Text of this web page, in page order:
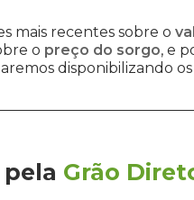
mais recentes sobre o
o preço do sorgo, e
disponibilizando os
pela Grão